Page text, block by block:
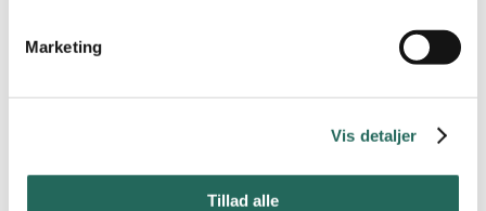
Marketing
Vis detaljer
Tillad alle